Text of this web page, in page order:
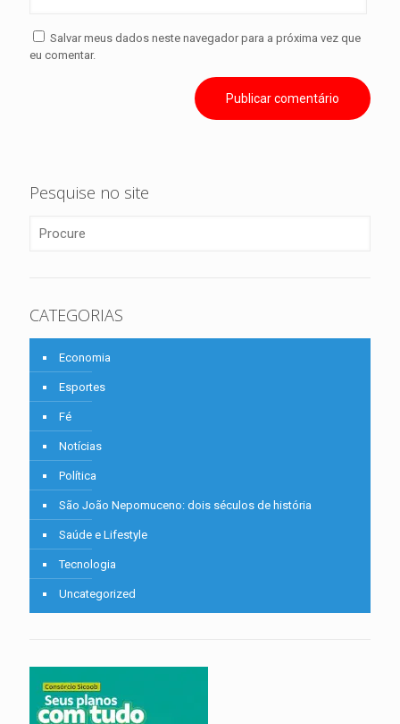
Salvar meus dados neste navegador para a próxima vez que
eu comentar.
Pesquise no site
CATEGORIAS
Economia
Esportes
Fé
Notícias
Política
São João Nepomuceno: dois séculos de história
Saúde e Lifestyle
Tecnologia
Uncategorized